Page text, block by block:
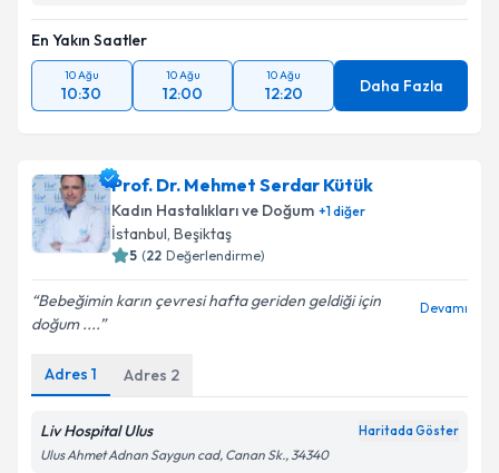
En Yakın Saatler
10 Ağu
10:30
10 Ağu
12:00
10 Ağu
12:20 Daha Fazla
Prof. Dr. Mehmet Serdar Kütük
Kadın Hastalıkları ve Doğum +1diğer
İstanbul, Beşiktaş
5 (22 Değerlendirme)
Bebeğimin karın çevresi hafta geriden geldiği için
doğum ....
Devamı
Adres 1 Adres 2
Liv Hospital Ulus Haritada Göster
Ulus Ahmet Adnan Saygun cad, Canan Sk., 34340